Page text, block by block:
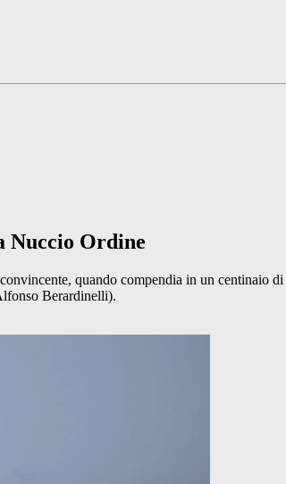
Nuccio Ordine
quando compendia in un centinaio
Berardinelli).